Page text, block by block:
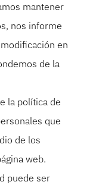
mantener
nos informe
en
de la
la política de
que
de los
web.
puede ser